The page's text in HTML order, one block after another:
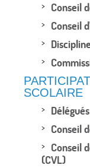
Conseil
Conseil
SCOLAIRE
Conseil
Conseil
(CVL)